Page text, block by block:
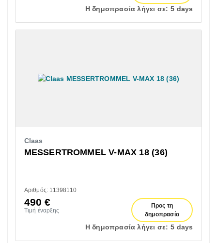
Η δημοπρασία λήγει σε: 5 days
Claas
MESSERTROMMEL V-MAX 18 (36)
Αριθμός: 11398110
490€
Τιμή έναρξης
Προς τη
δημοπρασία
Η δημοπρασία λήγει σε: 5 days